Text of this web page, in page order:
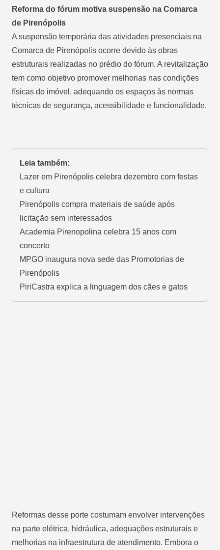
Reforma do fórum motiva suspensão na Comarca
de Pirenópolis
A suspensão temporária das atividades presenciais na
Comarca de Pirenópolis ocorre devido às obras
estruturais realizadas no prédio do fórum. A revitalização
tem como objetivo promover melhorias nas condições
físicas do imóvel, adequando os espaços às normas
técnicas de segurança, acessibilidade e funcionalidade.
Leia também:
Lazer em Pirenópolis celebra dezembro com festas
e cultura
Pirenópolis compra materiais de saúde após
licitação sem interessados
Academia Pirenopolina celebra 15 anos com
concerto
MPGO inaugura nova sede das Promotorias de
Pirenópolis
PiriCastra explica a linguagem dos cães e gatos
Reformas desse porte costumam envolver intervenções
na parte elétrica, hidráulica, adequações estruturais e
melhorias na infraestrutura de atendimento. Embora o